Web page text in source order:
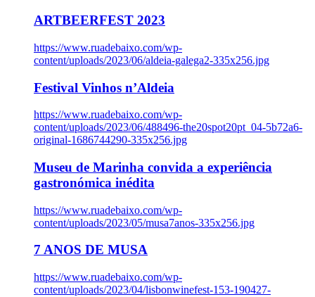
ARTBEERFEST 2023
https://www.ruadebaixo.com/wp-
content/uploads/2023/06/aldeia-galega2-335x256.jpg
Festival Vinhos n’Aldeia
https://www.ruadebaixo.com/wp-
content/uploads/2023/06/488496-the20spot20pt_04-5b72a6-
original-1686744290-335x256.jpg
Museu de Marinha convida a experiência
gastronómica inédita
https://www.ruadebaixo.com/wp-
content/uploads/2023/05/musa7anos-335x256.jpg
7 ANOS DE MUSA
https://www.ruadebaixo.com/wp-
content/uploads/2023/04/lisbonwinefest-153-190427-